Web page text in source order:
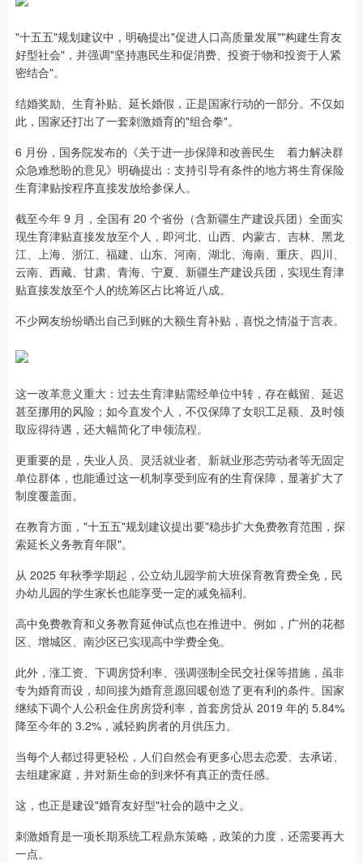
"十五五"规划建议中，明确提出"促进人口高质量发展""构建生育友
好型社会"，并强调"坚持惠民生和促消费、投资于物和投资于人紧
密结合"。
结婚奖励、生育补贴、延长婚假，正是国家行动的一部分。不仅如
此，国家还打出了一套刺激婚育的"组合拳"。
6 月份，国务院发布的《关于进一步保障和改善民生 着力解决群
众急难愁盼的意见》明确提出：支持引导有条件的地方将生育保险
生育津贴按程序直接发放给参保人。
截至今年 9 月，全国有 20 个省份（含新疆生产建设兵团）全面实
现生育津贴直接发放至个人，即河北、山西、内蒙古、吉林、黑龙
江、上海、浙江、福建、山东、河南、湖北、海南、重庆、四川、
云南、西藏、甘肃、青海、宁夏、新疆生产建设兵团，实现生育津
贴直接发放至个人的统筹区占比将近八成。
不少网友纷纷晒出自己到账的大额生育补贴，喜悦之情溢于言表。
这一改革意义重大：过去生育津贴需经单位中转，存在截留、延迟
甚至挪用的风险；如今直发个人，不仅保障了女职工足额、及时领
取应得待遇，还大幅简化了申领流程。
更重要的是，失业人员、灵活就业者、新就业形态劳动者等无固定
单位群体，也能通过这一机制享受到应有的生育保障，显著扩大了
制度覆盖面。
在教育方面，"十五五"规划建议提出要"稳步扩大免费教育范围，探
索延长义务教育年限"。
从 2025 年秋季学期起，公立幼儿园学前大班保育教育费全免，民
办幼儿园的学生家长也能享受一定的减免福利。
高中免费教育和义务教育延伸试点也在推进中。例如，广州的花都
区、增城区、南沙区已实现高中学费全免。
此外，涨工资、下调房贷利率、强调强制全民交社保等措施，虽非
专为婚育而设，却间接为婚育意愿回暖创造了更有利的条件。国家
继续下调个人公积金住房房贷利率，首套房贷从 2019 年的 5.84%
降至今年的 3.2%，减轻购房者的月供压力。
当每个人都过得更轻松，人们自然会有更多心思去恋爱、去承诺、
去组建家庭，并对新生命的到来怀有真正的责任感。
这，也正是建设"婚育友好型"社会的题中之义。
刺激婚育是一项长期系统工程鼎东策略，政策的力度，还需要再大
一点。